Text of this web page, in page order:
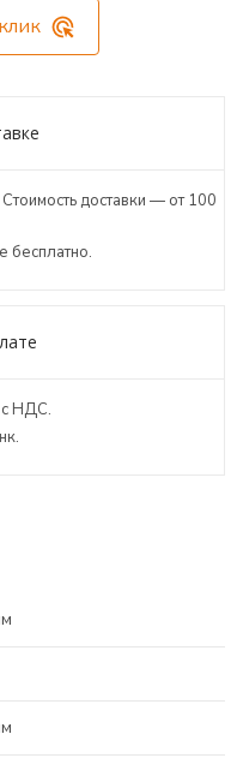
доставки — от 100
бесплатно.
с НДС.